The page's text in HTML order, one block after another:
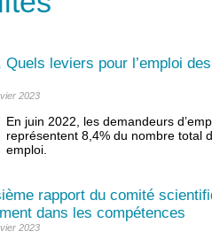
Quels leviers pour l’emploi
2023
En juin 2022, les demandeurs
représentent 8,4% du nombre total
emploi.
rapport du comité
dans les compétences
2023